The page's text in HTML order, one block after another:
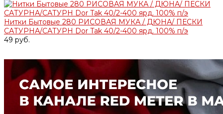
Нитки Бытовые 280 РИСОВАЯ МУКА / ДЮНА/ ПЕСКИ
САТУРНА/САТУРН Dor Tak 40/2-400 ярд. 100% п/э
49 руб.